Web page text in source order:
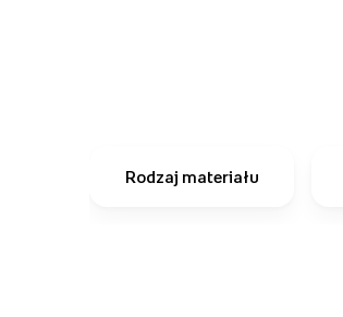
Rodzaj materiału